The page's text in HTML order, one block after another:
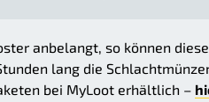
anbelangt, so können
lang die
bei MyLoot erhältlich –